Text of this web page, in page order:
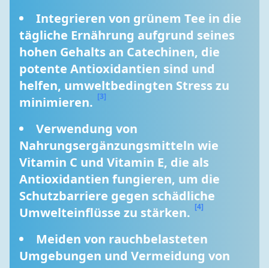
Integrieren von grünem Tee in die
tägliche Ernährung aufgrund seines
hohen Gehalts an Catechinen, die
potente Antioxidantien sind und
helfen, umweltbedingten Stress zu
minimieren. [3]
Verwendung von
Nahrungsergänzungsmitteln wie
Vitamin C und Vitamin E, die als
Antioxidantien fungieren, um die
Schutzbarriere gegen schädliche
Umwelteinflüsse zu stärken. [4]
Meiden von rauchbelasteten
Umgebungen und Vermeidung von